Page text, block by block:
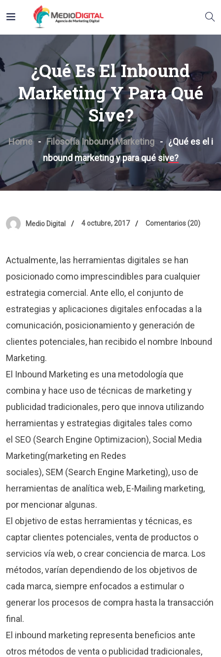
¿Qué Es El Inbound
Marketing Y Para Qué
Sive?
Home Filosofía Inbound Marketing
¿Qué es el i
nbound marketing y para qué sive?
Medio Digital 4 octubre, 2017 Comentarios (20)
Actualmente, las herramientas digitales se han
posicionado como imprescindibles para cualquier
estrategia comercial. Ante ello, el conjunto de
estrategias y aplicaciones digitales enfocadas a la
comunicación, posicionamiento y generación de
clientes potenciales, han recibido el nombre Inbound
Marketing.
El Inbound Marketing es una metodología que
combina y hace uso de técnicas de marketing y
publicidad tradicionales, pero que innova utilizando
herramientas y estrategias digitales tales como
el SEO (Search Engine Optimizacion), Social Media
Marketing(marketing en Redes
sociales), SEM (Search Engine Marketing), uso de
herramientas de analítica web, E-Mailing marketing,
por mencionar algunas.
El objetivo de estas herramientas y técnicas, es
captar clientes potenciales, venta de productos o
servicios vía web, o crear conciencia de marca. Los
métodos, varían dependiendo de los objetivos de
cada marca, siempre enfocados a estimular o
generar los procesos de compra hasta la transacción
final.
El inbound marketing representa beneficios ante
otros métodos de venta o publicidad tradicionales,